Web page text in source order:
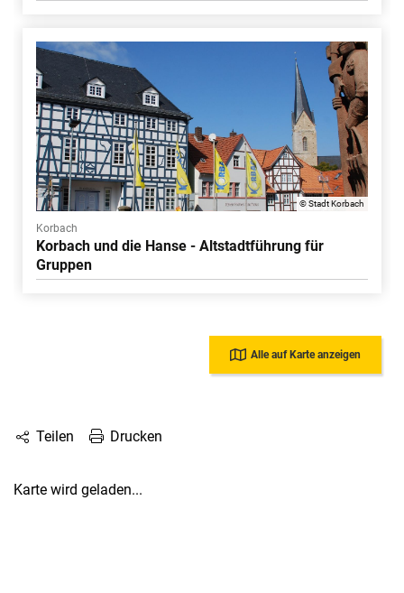
© Stadt Korbach
Korbach
Korbach und die Hanse - Altstadtführung für
Gruppen
Alle auf Karte anzeigen
Teilen Drucken
Karte wird geladen...